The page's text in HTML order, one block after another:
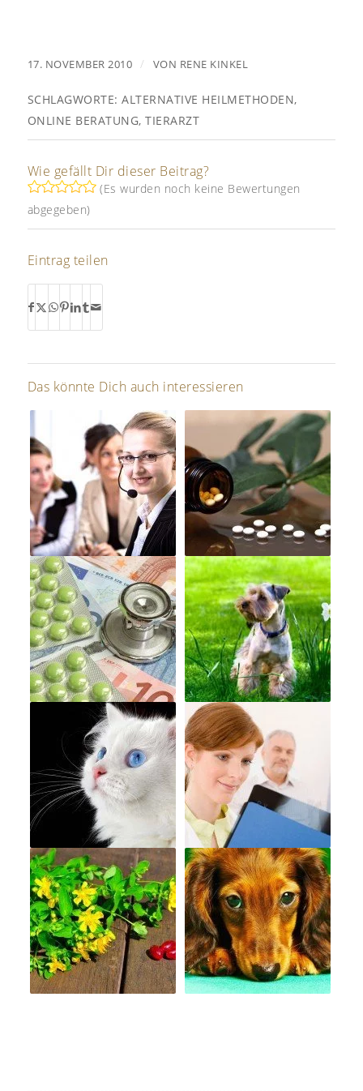
17. NOVEMBER 2010 / VON RENE KINKEL
SCHLAGWORTE: ALTERNATIVE HEILMETHODEN,
ONLINE BERATUNG,TIERARZT
Wie gefällt Dir dieser Beitrag?
(Es wurden noch keine Bewertungen
abgegeben)
Eintrag teilen
Das könnte Dich auch interessieren